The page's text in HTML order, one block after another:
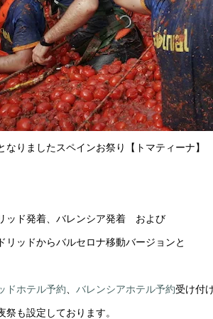
りましたスペインお祭り【トマティーナ】
ッド発着、バレンシア発着 および
リッドからバルセロナ移動バージョンと
ドホテル予約 バレンシアホテル予約受け付
も設定しております。